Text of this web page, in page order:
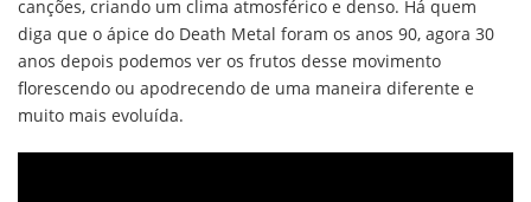
canções, criando um clima atmosférico e denso. Há quem
diga que o ápice do Death Metal foram os anos 90, agora 30
anos depois podemos ver os frutos desse movimento
florescendo ou apodrecendo de uma maneira diferente e
muito mais evoluída.